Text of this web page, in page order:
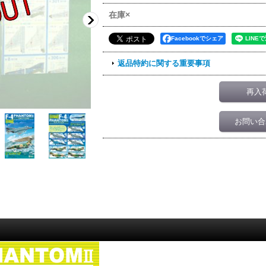
在庫×
Facebookでシェア
返品特約に関する重要事項
再入
お問い